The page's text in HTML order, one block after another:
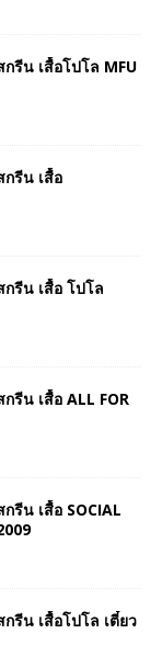
รีน เสื้อโปโล MFU
กรีน เสื้อ
กรีน เสื้อ โปโล
รีน เสื้อ ALL FOR
รีน เสื้อ SOCIAL
รีน เสื้อโปโล เตี๋ยว